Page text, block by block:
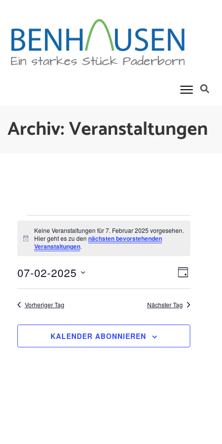
content
(Press
Enter)
Archiv:Veranstaltungen
Veranstaltungen
für
7.
Februar
2025
Hinweis
Keine Veranstaltungen für 7. Februar 2025 vorgesehen.
Hier geht es zu den nächsten bevorstehenden
Veranstaltungen.
TAG
07-02-2025
Datum
wählen.
Vorheriger Tag Nächster Tag
KALENDER ABONNIEREN